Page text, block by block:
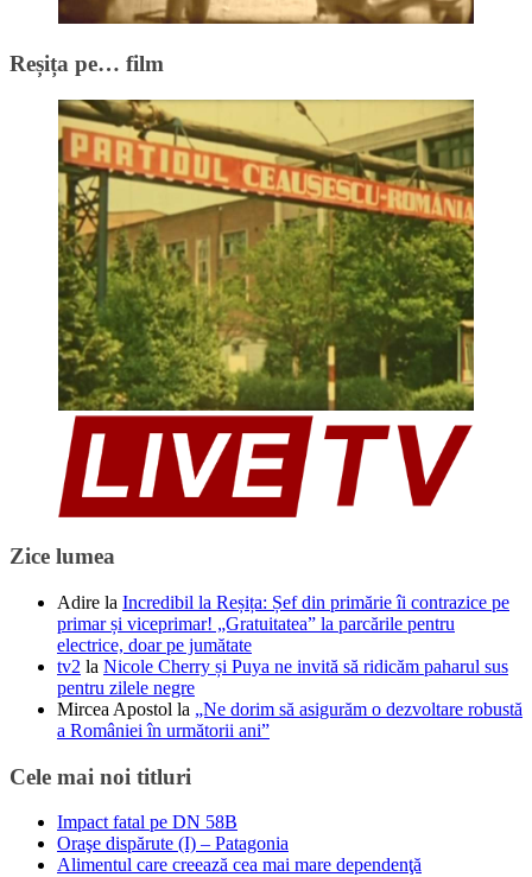
Reșița pe… film
Zice lumea
Adire la Incredibil la Reșița: Șef din primărie îi contrazice pe
primar și viceprimar! „Gratuitatea” la parcările pentru
electrice, doar pe jumătate
tv2 la Nicole Cherry și Puya ne invită să ridicăm paharul sus
pentru zilele negre
Mircea Apostol la „Ne dorim să asigurăm o dezvoltare robustă
a României în următorii ani”
Cele mai noi titluri
Impact fatal pe DN 58B
Oraşe dispărute (I) – Patagonia
Alimentul care creează cea mai mare dependenţă